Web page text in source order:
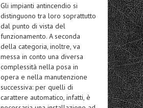
Gli impianti antincendio si
distinguono tra loro soprattutto
dal punto di vista del
funzionamento. A seconda
della categoria, inoltre, va
messa in conto una diversa
complessità nella posa in
opera e nella manutenzione
successiva: per quelli di
carattere automatico, infatti, è